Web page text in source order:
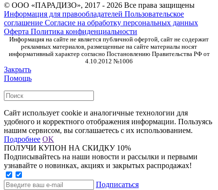
© ООО «ПАРАДИЗО», 2017 - 2026 Все права защищены
Информация для правообладателей Пользовательское
соглашение Согласие на обработку персональных данных
Оферта Политика конфиденциальности
Информация на сайте не является публичной офертой, сайт не содержит
рекламных материалов, размещенные на сайте материалы носят
информативный характер согласно Постановлению Правительства РФ от
4.10.2012 №1006
Закрыть
Помощь
Сайт использует cookie и аналогичные технологии для
удобного и корректного отображения информации. Пользуясь
нашим сервисом, вы соглашаетесь с их использованием.
Подробнее OK
ПОЛУЧИ КУПОН НА СКИДКУ 10%
Подписывайтесь на наши новости и рассылки и первыми
узнавайте о новинках, акциях и закрытых распродажах!
Подписаться